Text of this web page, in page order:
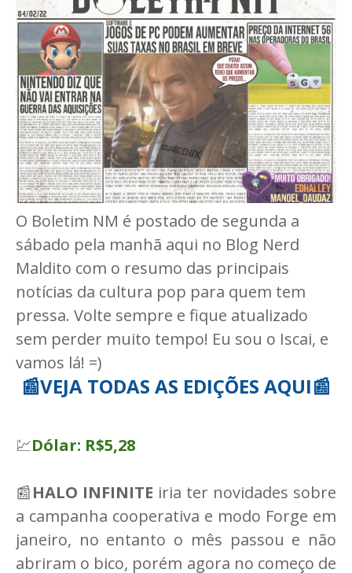
O Boletim NM é postado de segunda a
sábado pela manhã aqui no Blog Nerd
Maldito com o resumo das principais
notícias da cultura pop para quem tem
pressa. Volte sempre e fique atualizado
sem perder muito tempo! Eu sou o Iscai, e
vamos lá! =)
📰VEJA TODAS AS EDIÇÕES AQUI📰
💹Dólar: R$5,28
📰HALO INFINITE iria ter novidades sobre
a campanha cooperativa e modo Forge em
janeiro, no entanto o mês passou e não
abriram o bico, porém agora no começo de